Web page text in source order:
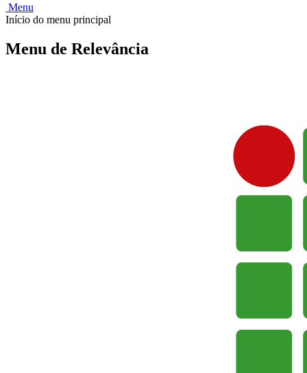
Menu
Início do menu principal
Menu de Relevância